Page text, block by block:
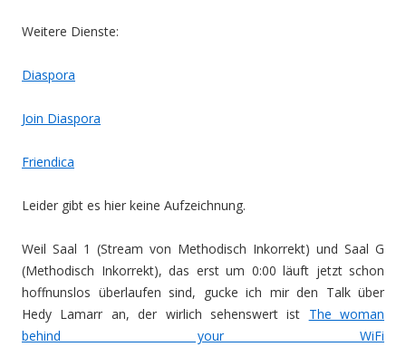
Weitere Dienste:
Diaspora
Join Diaspora
Friendica
Leider gibt es hier keine Aufzeichnung.
Weil Saal 1 (Stream von Methodisch Inkorrekt) und Saal G
(Methodisch Inkorrekt), das erst um 0:00 läuft jetzt schon
hoffnunslos überlaufen sind, gucke ich mir den Talk über
Hedy Lamarr an, der wirlich sehenswert ist The woman
behind your WiFi